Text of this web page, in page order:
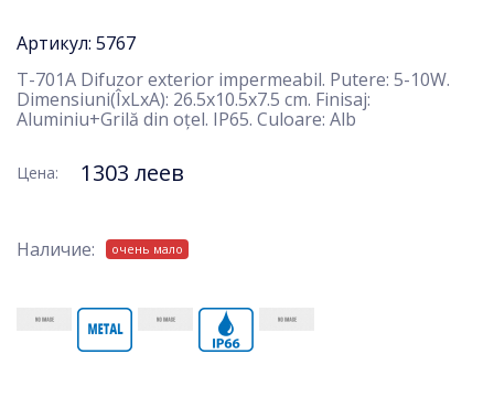
Артикул: 5767
T-701A Difuzor exterior impermeabil. Putere: 5-10W.
Dimensiuni(ÎxLxA): 26.5x10.5x7.5 cm. Finisaj:
Aluminiu+Grilă din oțel. IP65. Culoare: Alb
Цена: 1303 леев
Наличие: очень мало